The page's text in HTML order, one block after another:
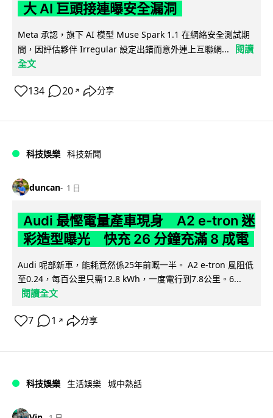
大 AI 巨頭接連曝安全漏洞
Meta 承認，旗下 AI 模型 Muse Spark 1.1 在網絡安全測試期
間，因評估夥伴 Irregular 設定出錯而意外連上互聯網...
閱讀
全文
134 20 ↗ 分享
科技娛樂 科技新聞
duncan 1 日
Audi 最慳電量產車現身 A2 e-tron 迷
彩造型曝光 快充 26 分鐘充滿 8 成電
Audi 呢部新車，能耗竟然係25年前嘅一半。 A2 e-tron 風阻低
至0.24，每百公里只需12.8 kWh，一度電行到7.8公里。6...
閱讀全文
7 1 ↗ 分享
科技娛樂 生活娛樂 城中熱話